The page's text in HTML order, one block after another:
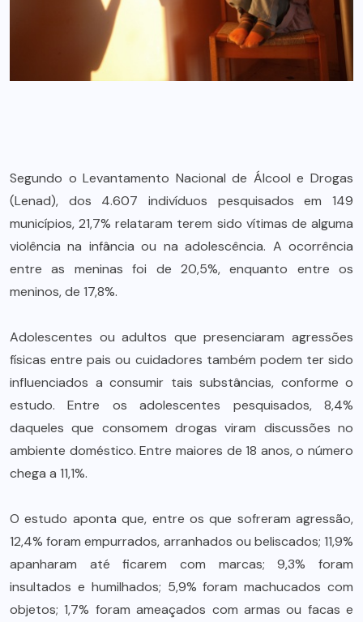
Segundo o Levantamento Nacional de Álcool e Drogas
(Lenad), dos 4.607 indivíduos pesquisados em 149
municípios, 21,7% relataram terem sido vítimas de alguma
violência na infância ou na adolescência. A ocorrência
entre as meninas foi de 20,5%, enquanto entre os
meninos, de 17,8%.
Adolescentes ou adultos que presenciaram agressões
físicas entre pais ou cuidadores também podem ter sido
influenciados a consumir tais substâncias, conforme o
estudo. Entre os adolescentes pesquisados, 8,4%
daqueles que consomem drogas viram discussões no
ambiente doméstico. Entre maiores de 18 anos, o número
chega a 11,1%.
O estudo aponta que, entre os que sofreram agressão,
12,4% foram empurrados, arranhados ou beliscados; 11,9%
apanharam até ficarem com marcas; 9,3% foram
insultados e humilhados; 5,9% foram machucados com
objetos; 1,7% foram ameaçados com armas ou facas e